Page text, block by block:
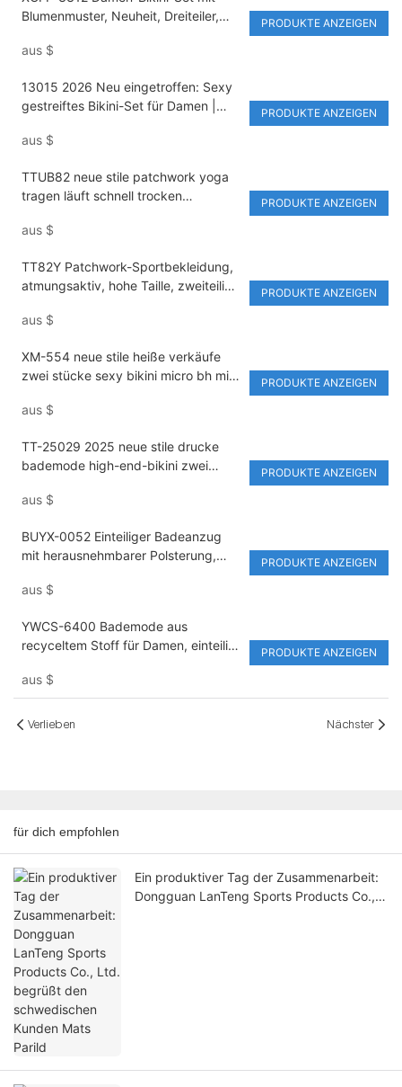
Blumenmuster, Neuheit, Dreiteiler,
Thermalbäder und Resorturlaube
aus $
PRODUKTE ANZEIGEN
13015 2026 Neu eingetroffen: Sexy
gestreiftes Bikini-Set für Damen |
und String-Oberteil | Individuelles
Strandmode
aus $
PRODUKTE ANZEIGEN
TTUB82 neue stile patchwork yoga
tragen läuft schnell trocken
sportbekleidung
aus $
PRODUKTE ANZEIGEN
TT82Y Patchwork-Sportbekleidung,
atmungsaktiv, hohe Taille, zweiteilig,
aus $
PRODUKTE ANZEIGEN
XM-554 neue stile heiße verkäufe
zwei stücke sexy bikini micro bh mit
backless beachwear
aus $
PRODUKTE ANZEIGEN
TT-25029 2025 neue stile drucke
bademode high-end-bikini zwei
bademode
aus $
PRODUKTE ANZEIGEN
BUYX-0052 Einteiliger Badeanzug
mit herausnehmbarer Polsterung,
Bademode mit verstellbarem Riemen
aus $
PRODUKTE ANZEIGEN
YWCS-6400 Bademode aus
recyceltem Stoff für Damen, einteilig,
Strandmode, umweltfreundliche
Bademode
aus $
PRODUKTE ANZEIGEN
Verlieben Nächster
für dich empfohlen
Ein produktiver Tag der Zusammenarbeit:
Dongguan LanTeng Sports Products Co.,